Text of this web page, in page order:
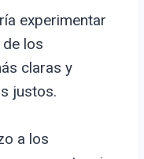
experimentar
los
claras y
justos.
a los